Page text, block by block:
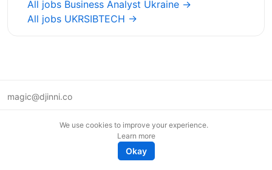
All jobs Business Analyst Ukraine →
All jobs UKRSIBTECH →
magic@djinni.co
We use cookies to improve your experience.
Learn more
Okay